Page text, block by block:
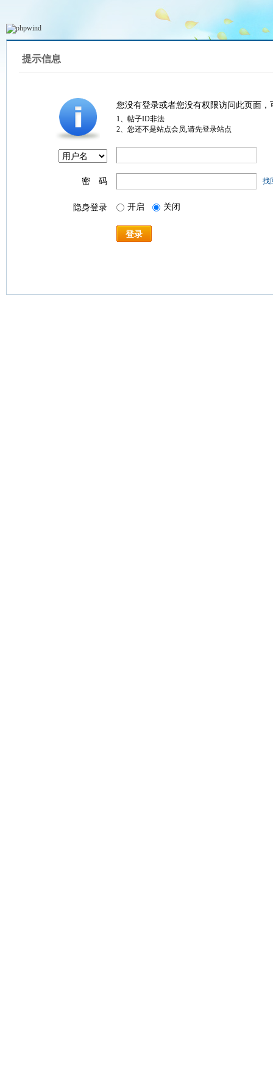
提示信息
您没有登录或者您没有权限访问此页面
1、帖子ID非法
2、您还不是站点会员,请先登录站点
密 码 找
隐身登录 开启 关闭
登录